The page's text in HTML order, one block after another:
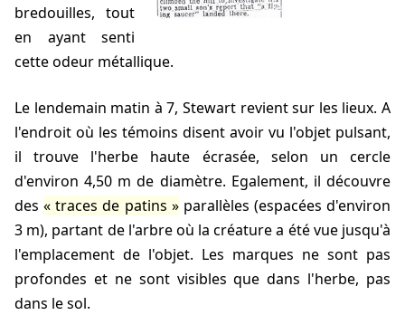
bredouilles, tout
en ayant senti
cette odeur métallique.
Le lendemain matin à7, Stewart revient sur les lieux. A
l'endroit où les témoins disent avoir vu l'objet pulsant,
il trouve l'herbe haute écrasée, selon un cercle
d'environ 4,50 m de diamètre. Egalement, il découvre
des traces de patins
parallèles (espacées d'environ
3 m), partant de l'arbre où la créature a été vue jusqu'à
l'emplacement de l'objet. Les marques ne sont pas
profondes et ne sont visibles que dans l'herbe, pas
dans le sol.